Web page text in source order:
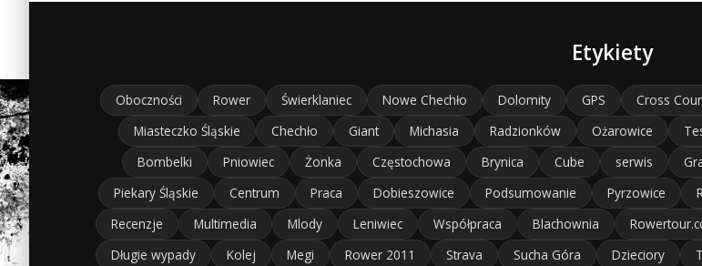
Etykiety
Oboczności Rower Świerklaniec Nowe Chechło Dolomity GPS Cross
Miasteczko Śląskie
Chechło Giant Michasia Radzionków Ożarowice
Bombelki
Pniowiec Żonka Częstochowa Brynica Cube serwis
Piekary Śląskie
Centrum Praca Dobieszowice Podsumowanie Pyrzowice
Recenzje
Multimedia Mlody Leniwiec Współpraca Blachownia
Długie wypady
Kolej Megi Rower 2011 Strava Sucha Góra Dzieciory